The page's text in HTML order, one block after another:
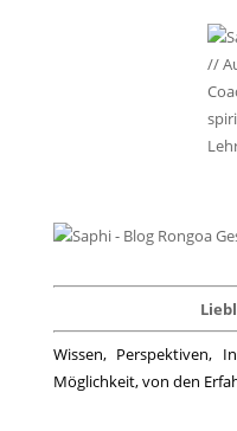
Wissen, Perspektiven,
Möglichkeit, von den